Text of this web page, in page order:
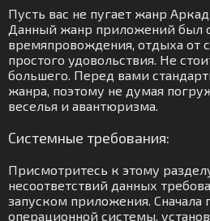
Пусть вас не пугает жанр
Данный жанр приложений был
времяпровождения, отдыха от
простого удовольствия. Не
большего. Перед вами
жанра, поэтому не думая
веселья и авантюризма.
Системные требования:
Присмотритесь к этому
несоответствий данных
запуском приложения. Сначала
операционной системы,